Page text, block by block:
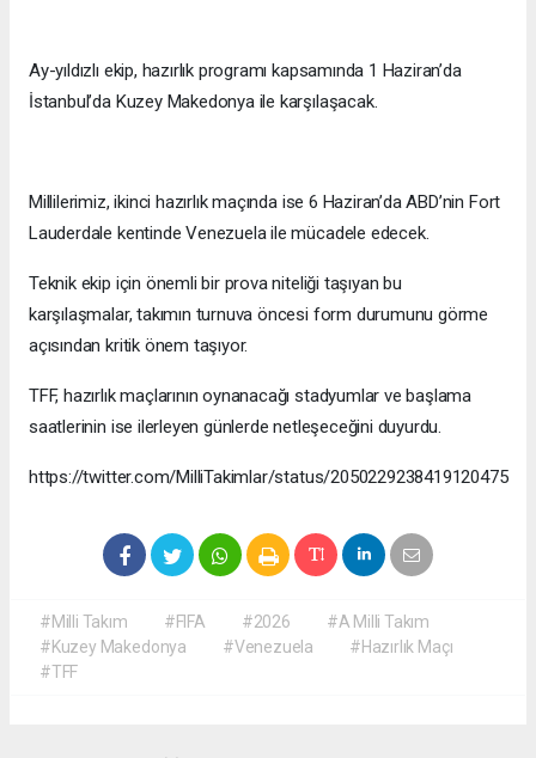
Ay-yıldızlı ekip, hazırlık programı kapsamında 1 Haziran’da
İstanbul’da Kuzey Makedonya ile karşılaşacak.
Millilerimiz, ikinci hazırlık maçında ise 6 Haziran’da ABD’nin Fort
Lauderdale kentinde Venezuela ile mücadele edecek.
Teknik ekip için önemli bir prova niteliği taşıyan bu
karşılaşmalar, takımın turnuva öncesi form durumunu görme
açısından kritik önem taşıyor.
TFF, hazırlık maçlarının oynanacağı stadyumlar ve başlama
saatlerinin ise ilerleyen günlerde netleşeceğini duyurdu.
https://twitter.com/MilliTakimlar/status/2050229238419120475
#Milli Takım #FIFA #2026
#A Milli Takım
#Kuzey Makedonya
#Venezuela
#Hazırlık Maçı
#TFF